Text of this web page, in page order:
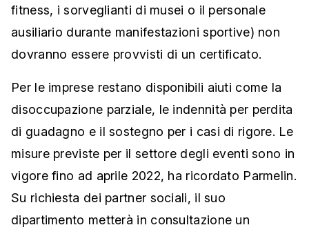
fitness, i sorveglianti di musei o il personale
ausiliario durante manifestazioni sportive) non
dovranno essere provvisti di un certificato.
Per le imprese restano disponibili aiuti come la
disoccupazione parziale, le indennità per perdita
di guadagno e il sostegno per i casi di rigore. Le
misure previste per il settore degli eventi sono in
vigore fino ad aprile 2022, ha ricordato Parmelin.
Su richiesta dei partner sociali, il suo
dipartimento metterà in consultazione un